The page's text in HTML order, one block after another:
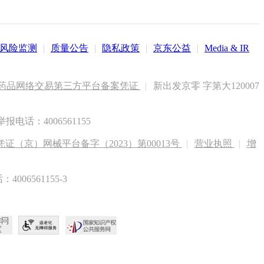
风险监测 | 质量公告 | 隐私政策 | 京东公益 | Media & IR
品网络交易第三方平台备案凭证 |
新出发京零 字第大120007
报电话：4006561155
证（京）网械平台备字（2023）第00013号 | 营业执照 |
增
4006561155-3